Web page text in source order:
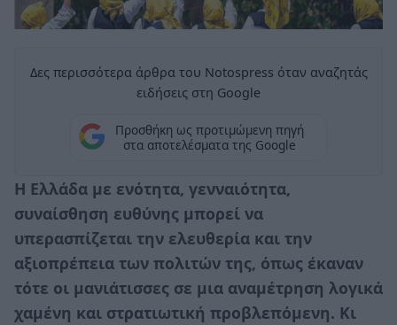
Δες περισσότερα άρθρα του Notospress όταν αναζητάς
ειδήσεις στη Google
Προσθήκη ως προτιμώμενη πηγή
στα αποτελέσματα της Google
Η Ελλάδα με ενότητα, γενναιότητα,
συναίσθηση ευθύνης μπορεί να
υπερασπίζεται την ελευθερία και την
αξιοπρέπεια των πολιτών της, όπως έκαναν
τότε οι μανιάτισσες σε μια αναμέτρηση λογικά
χαμένη και στρατιωτική προβλεπόμενη. Κι